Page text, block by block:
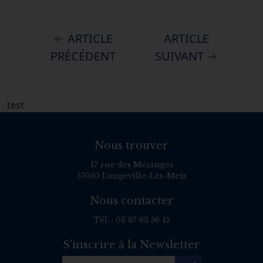
← ARTICLE
PRÉCÉDENT
ARTICLE
SUIVANT →
test
Nous trouver
17 rue des Mésanges
57050 Longeville-Lès-Metz
Nous contacter
Tél. : 03 87 63 56 15
S'inscrire à la Newsletter